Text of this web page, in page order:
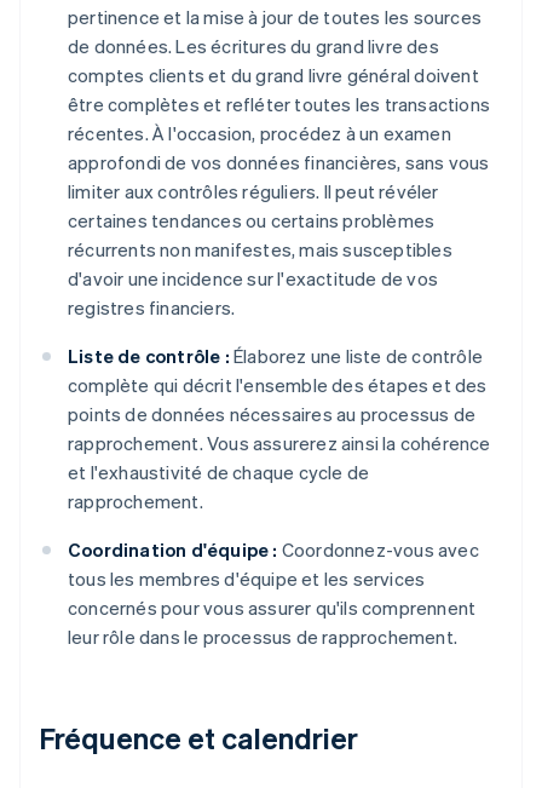
pertinence et la mise à jour de toutes les sources
de données. Les écritures du grand livre des
comptes clients et du grand livre général doivent
être complètes et refléter toutes les transactions
récentes. À l'occasion, procédez à un examen
approfondi de vos données financières, sans vous
limiter aux contrôles réguliers. Il peut révéler
certaines tendances ou certains problèmes
récurrents non manifestes, mais susceptibles
d'avoir une incidence sur l'exactitude de vos
registres financiers.
Liste de contrôle : Élaborez une liste de contrôle
complète qui décrit l'ensemble des étapes et des
points de données nécessaires au processus de
rapprochement. Vous assurerez ainsi la cohérence
et l'exhaustivité de chaque cycle de
rapprochement.
Coordination d'équipe : Coordonnez-vous avec
tous les membres d'équipe et les services
concernés pour vous assurer qu'ils comprennent
leur rôle dans le processus de rapprochement.
Fréquence et calendrier